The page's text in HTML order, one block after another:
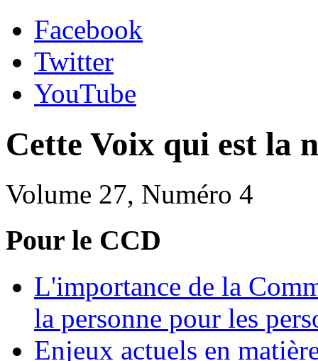
Facebook
Twitter
YouTube
Cette Voix qui est la
Volume 27, Numéro 4
Pour le CCD
L'importance de la
la personne pour les
Enjeux actuels en